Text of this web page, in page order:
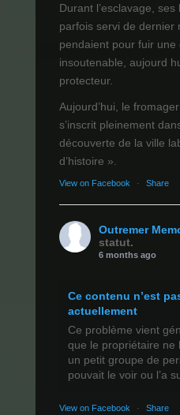
Durant l’esclavage,
parfois servi de dernier
pendaient pour fuir une
insoutenable, aujourd
protecteur.
Aujourd’hui, le
s’inscrit pleinement
découverte de la ville
d’histoire ».
View on Facebook · Share
Outremer
statut.
6 months ago
Ce contenu n’est
actuellement
Ce problème vient
que le propriétaire ne
un petit groupe de
pouvait le voir ou l’a
View on Facebook · Share